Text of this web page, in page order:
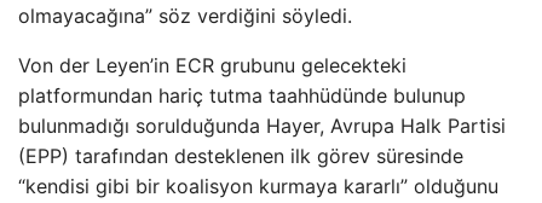
olmayacağına” söz verdiğini söyledi.
Von der Leyen’in ECR grubunu gelecekteki
platformundan hariç tutma taahhüdünde bulunup
bulunmadığı sorulduğunda Hayer, Avrupa Halk Partisi
(EPP) tarafından desteklenen ilk görev süresinde
“kendisi gibi bir koalisyon kurmaya kararlı” olduğunu